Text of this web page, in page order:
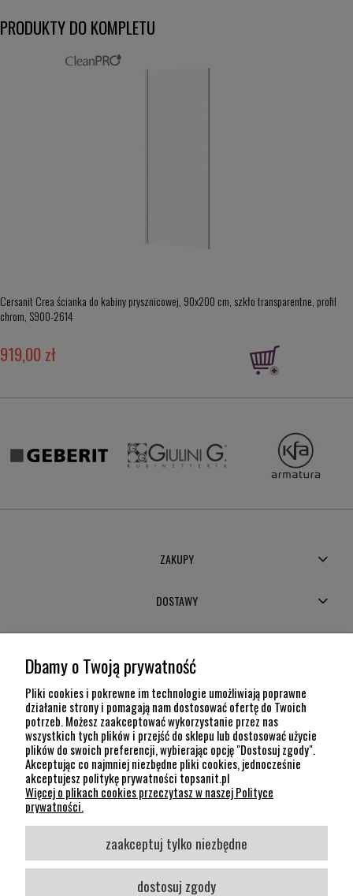
PRODUKTY DO KOMPLETU
Cersanit Crea ścianka do kabiny prysznicowej, 90x200 cm, szkło transparentne, profil
chrom, S900-2614
919,00 zł
ZAKUPY
DOSTAWY
POMOC
INFORMACJE
KONTAKT
12 307 26 20
Kraków, 30-704 Na Dołach 8
SOCIAL MEDIA
Śledź nas
Dbamy o Twoją prywatność
Pliki cookies i pokrewne im technologie umożliwiają poprawne
działanie strony i pomagają nam dostosować ofertę do Twoich
potrzeb. Możesz zaakceptować wykorzystanie przez nas
wszystkich tych plików i przejść do sklepu lub dostosować użycie
plików do swoich preferencji, wybierając opcję "Dostosuj zgody".
Akceptując co najmniej niezbędne pliki cookies, jednocześnie
akceptujesz politykę prywatności topsanit.pl
Więcej o plikach cookies przeczytasz w naszej Polityce
prywatności.
zaakceptuj tylko niezbędne
dostosuj zgody